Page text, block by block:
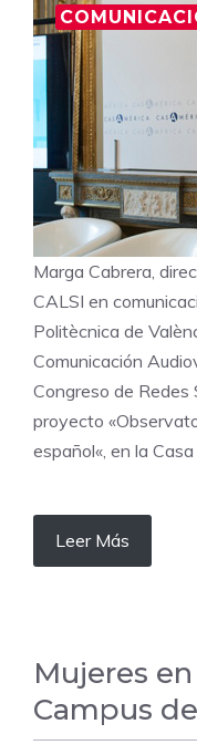
Marga Cabrera,
CALSI en
Politècnica de
Comunicación
Congreso de Redes
proyecto
español«, en la
Leer Más
Mujeres
Campus